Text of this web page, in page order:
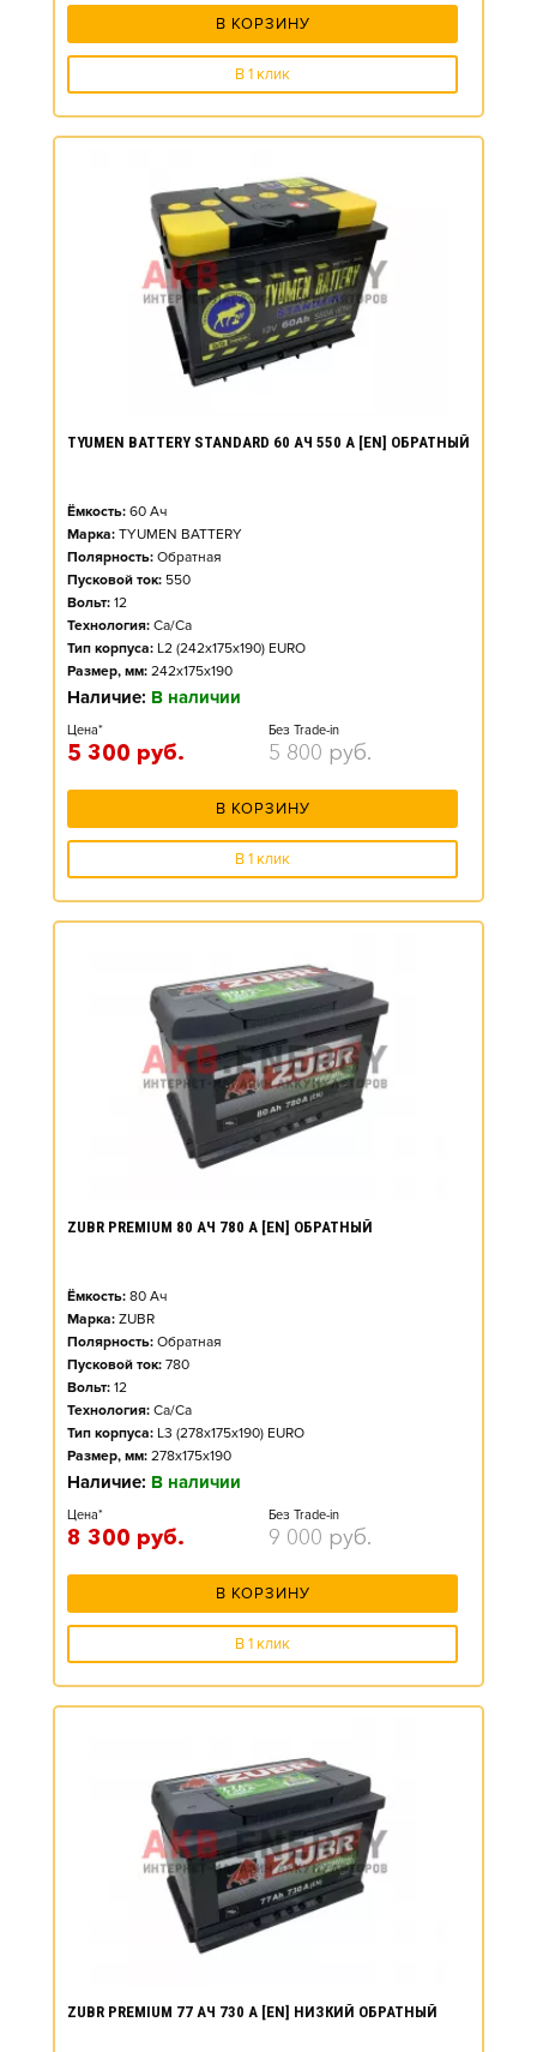
В КОРЗИНУ
В 1 клик
TYUMEN BATTERY STANDARD 60 АЧ 550 А [EN] ОБРАТНЫЙ
Ёмкость: 60 Ач
Марка: TYUMEN BATTERY
Полярность: Обратная
Пусковой ток: 550
Вольт: 12
Технология: Ca/Ca
Тип корпуса: L2 (242x175x190) EURO
Размер, мм: 242x175x190
Наличие: В наличии
Цена*
5 300 руб.
Без Trade-in
5 800 руб.
В КОРЗИНУ
В 1 клик
ZUBR PREMIUM 80 АЧ 780 А [EN] ОБРАТНЫЙ
Ёмкость: 80 Ач
Марка: ZUBR
Полярность: Обратная
Пусковой ток: 780
Вольт: 12
Технология: Ca/Ca
Тип корпуса: L3 (278x175x190) EURO
Размер, мм: 278x175x190
Наличие: В наличии
Цена*
8 300 руб.
Без Trade-in
9 000 руб.
В КОРЗИНУ
В 1 клик
ZUBR PREMIUM 77 АЧ 730 А [EN] НИЗКИЙ ОБРАТНЫЙ